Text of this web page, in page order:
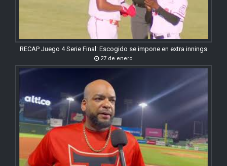
RECAP Juego 4 Serie Final: Escogido se impone en extra innings
27 de enero